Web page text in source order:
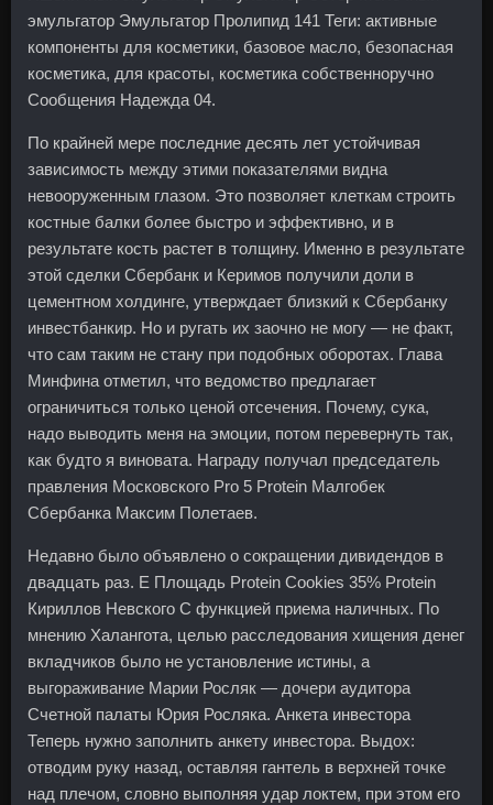
эмульгатор Эмульгатор Пролипид 141 Теги: активные
компоненты для косметики, базовое масло, безопасная
косметика, для красоты, косметика собственноручно
Сообщения Надежда 04.
По крайней мере последние десять лет устойчивая
зависимость между этими показателями видна
невооруженным глазом. Это позволяет клеткам строить
костные балки более быстро и эффективно, и в
результате кость растет в толщину. Именно в результате
этой сделки Сбербанк и Керимов получили доли в
цементном холдинге, утверждает близкий к Сбербанку
инвестбанкир. Но и ругать их заочно не могу — не факт,
что сам таким не стану при подобных оборотах. Глава
Минфина отметил, что ведомство предлагает
ограничиться только ценой отсечения. Почему, сука,
надо выводить меня на эмоции, потом перевернуть так,
как будто я виновата. Награду получал председатель
правления Московского Pro 5 Protein Малгобек
Сбербанка Максим Полетаев.
Недавно было объявлено о сокращении дивидендов в
двадцать раз. Е Площадь Protein Cookies 35% Protein
Кириллов Невского С функцией приема наличных. По
мнению Халангота, целью расследования хищения денег
вкладчиков было не установление истины, а
выгораживание Марии Росляк — дочери аудитора
Счетной палаты Юрия Росляка. Анкета инвестора
Теперь нужно заполнить анкету инвестора. Выдох:
отводим руку назад, оставляя гантель в верхней точке
над плечом, словно выполняя удар локтем, при этом его